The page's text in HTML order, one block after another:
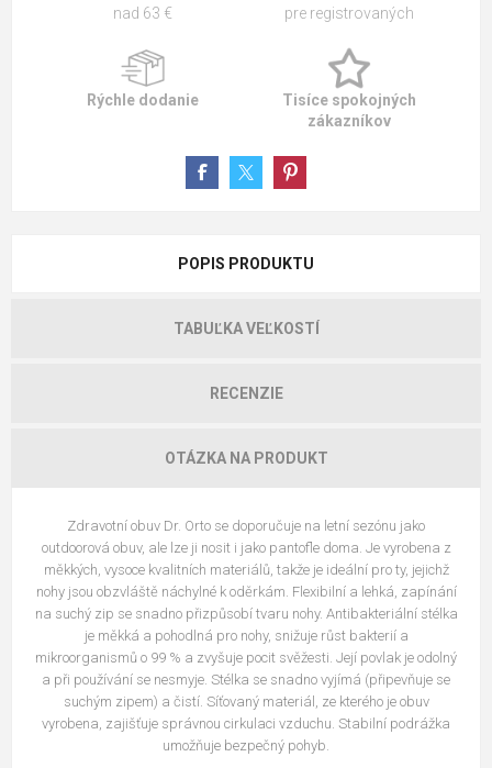
nad 63 €
pre registrovaných
Rýchle dodanie
Tisíce spokojných
zákazníkov
POPIS PRODUKTU
TABUĽKA VEĽKOSTÍ
RECENZIE
OTÁZKA NA PRODUKT
Zdravotní obuv Dr. Orto se doporučuje na letní sezónu jako
outdoorová obuv, ale lze ji nosit i jako pantofle doma. Je vyrobena z
měkkých, vysoce kvalitních materiálů, takže je ideální pro ty, jejichž
nohy jsou obzvláště náchylné k oděrkám. Flexibilní a lehká, zapínání
na suchý zip se snadno přizpůsobí tvaru nohy. Antibakteriální stélka
je měkká a pohodlná pro nohy, snižuje růst bakterií a
mikroorganismů o 99 % a zvyšuje pocit svěžesti. Její povlak je odolný
a při používání se nesmyje. Stélka se snadno vyjímá (připevňuje se
suchým zipem) a čistí. Síťovaný materiál, ze kterého je obuv
vyrobena, zajišťuje správnou cirkulaci vzduchu. Stabilní podrážka
umožňuje bezpečný pohyb.